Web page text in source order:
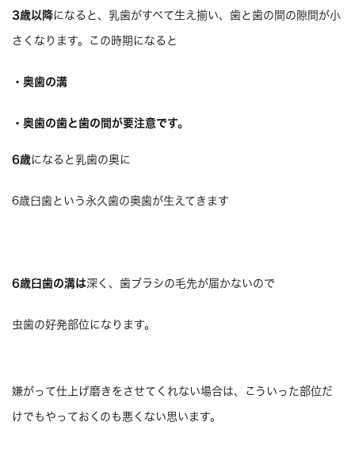
3歳以降になると、乳歯がすべて生え揃い、歯と歯の間の隙間が小
さくなります。この時期になると
・奥歯の溝
・奥歯の歯と歯の間が要注意です。
6歳になると乳歯の奥に
6歳臼歯という永久歯の奥歯が生えてきます
6歳臼歯の溝は深く、歯ブラシの毛先が届かないので
虫歯の好発部位になります。
嫌がって仕上げ磨きをさせてくれない場合は、こういった部位だ
けでもやっておくのも悪くない思います。